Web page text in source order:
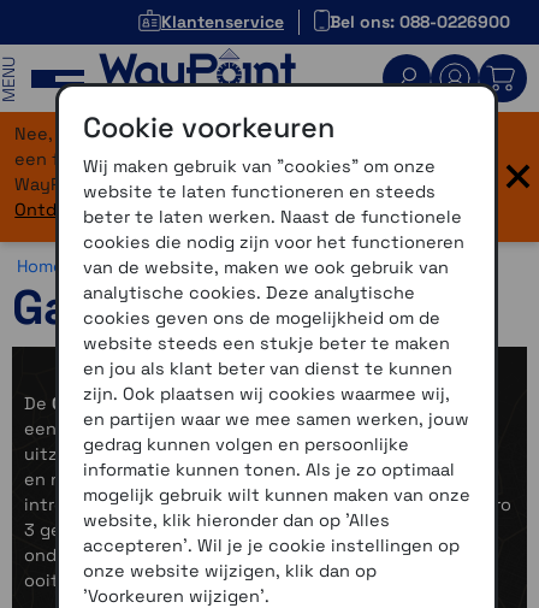
Klantenservice Bel ons: 088-0226900
Nee, je bent niet verdwaald! Onze website heeft
een flinke upgrade gekregen. Dezelfde vertrouwde
WayPoint-service, maar dan in een modern jasje.
Ontdek hier wat er allemaal nieuw is.
×
Home >Horloges >Avontuur > Garmin Enduro 3
Garmin Enduro 3
De Garmin Enduro 3is gemaakt voor echte doorzetters:
een ultralichte, krachtige GPS-smartwatch met een
uitzonderlijk lange batterijduur en geavanceerde sport-
en navigatiefuncties. Of je nu dagenlang de bergen
intrekt of traint voor je zwaarste ultrarun ooit, de Enduro
3 geeft je de betrouwbaarheid, precisie en
ondersteuning die je nodig hebt om verder te gaan dan
ooit tevoren.
Cookie voorkeuren
Wij maken gebruik van "cookies" om onze
website te laten functioneren en steeds
beter te laten werken. Naast de functionele
cookies die nodig zijn voor het functioneren
van de website, maken we ook gebruik van
analytische cookies. Deze analytische
cookies geven ons de mogelijkheid om de
website steeds een stukje beter te maken
en jou als klant beter van dienst te kunnen
zijn. Ook plaatsen wij cookies waarmee wij,
en partijen waar we mee samen werken, jouw
gedrag kunnen volgen en persoonlijke
informatie kunnen tonen. Als je zo optimaal
mogelijk gebruik wilt kunnen maken van onze
website, klik hieronder dan op 'Alles
accepteren'. Wil je je cookie instellingen op
onze website wijzigen, klik dan op
'Voorkeuren wijzigen'.